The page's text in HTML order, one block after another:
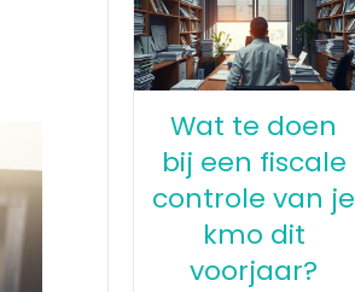
Wat te doen
bij een fiscale
controle van je
kmo dit
voorjaar?